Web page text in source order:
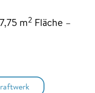
m2 Fläche –